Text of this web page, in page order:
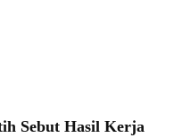
Sebut Hasil Kerja